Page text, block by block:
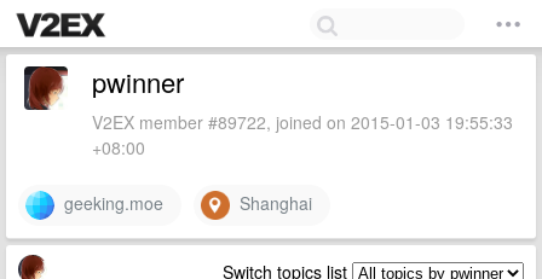
pwinner
V2EX member #89722, joined on 2015-01-03 19:55:33
+08:00
geeking.moe Shanghai
Switch topics list